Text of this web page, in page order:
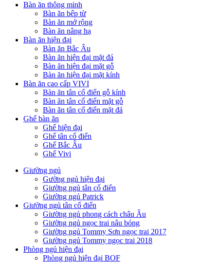
Bàn ăn thông minh
Bàn ăn bếp từ
Bàn ăn mở rộng
Bàn ăn nâng hạ
Bàn ăn hiện đại
Bàn ăn Bắc Âu
Bàn ăn hiện đại mặt đá
Bàn ăn hiện đại mặt gỗ
Bàn ăn hiện đại mặt kính
Bàn ăn cao cấp VIVI
Bàn ăn tân cổ điển gỗ kính
Bàn ăn tân cổ điển mặt gỗ
Bàn ăn tân cổ điển mặt đá
Ghế bàn ăn
Ghế hiện đại
Ghế tân cổ điển
Ghế Bắc Âu
Ghế Vivi
Giường ngủ
Gường ngủ hiện đại
Giường ngủ tân cổ điển
Giường ngủ Patrick
Giường ngủ tân cổ điển
Giường ngủ phong cách châu Âu
Giường ngủ ngọc trai nâu bóng
Giường ngủ Tommy Sơn ngọc trai 2017
Giường ngủ Tommy ngọc trai 2018
Phòng ngủ hiện đại
Phòng ngủ hiện đại BOF